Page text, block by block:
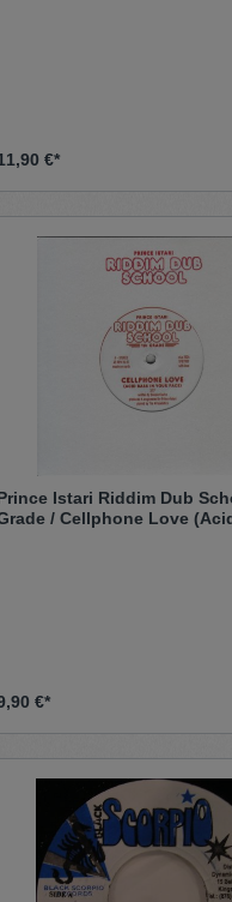
€*
Istari Riddim Dub
/ Cellphone Love
€*